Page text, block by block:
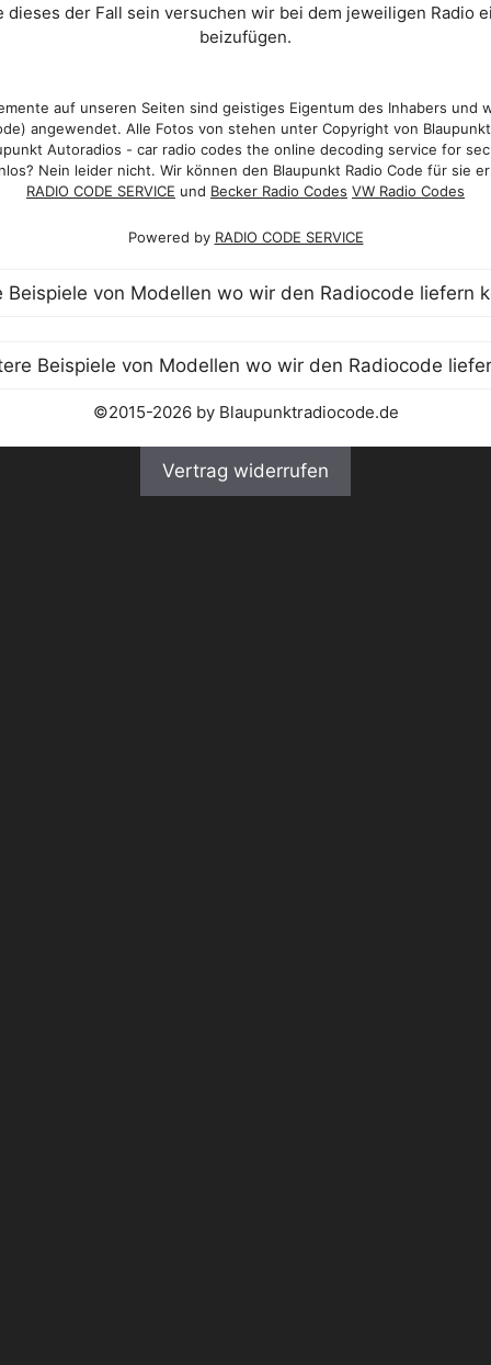
der Fall sein versuchen wir bei dem jeweiligen Radio
beizufügen.
auf unseren Seiten sind geistiges Eigentum des Inhabers und
angewendet. Alle Fotos von stehen unter Copyright von
Autoradios - car radio codes the online decoding service for
Nein leider nicht. Wir können den Blaupunkt Radio Code für sie
RADIO CODE SERVICE und Becker Radio Codes VW Radio Codes
Powered by RADIO CODE SERVICE
©2015-2026 by Blaupunktradiocode.de
Vertrag widerrufen